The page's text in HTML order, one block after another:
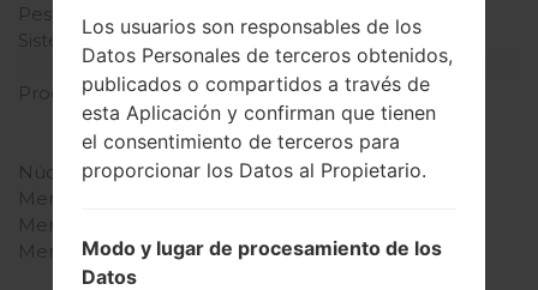
Peso
138 gramos (4.83 onzas)
Sistema de operación
Android 4.4.x KitKat
Hardware
Procesador
1.2 GHz Cortex-A7
Qualcomm MSM8210
Snapdragon 200
Núcleos de UCP
doble núcleo
Memoria RAM
Memoria interna
Memoria externa
microSD, hasta 32 GB
Los usuarios son responsables de los
Datos Personales de terceros obtenidos,
publicados o compartidos a través de
esta Aplicación y confirman que tienen
el consentimiento de terceros para
proporcionar los Datos al Propietario.
Modo y lugar de procesamiento de los
Datos